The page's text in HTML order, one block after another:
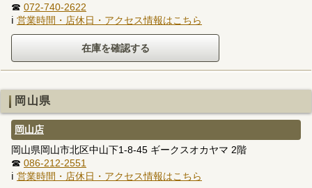
☎ 072-740-2622
ℹ 営業時間・店休日・アクセス情報はこちら
岡山県
岡山店
岡山県岡山市北区中山下1-8-45 ギークスオカヤマ 2階
☎ 086-212-2551
ℹ 営業時間・店休日・アクセス情報はこちら